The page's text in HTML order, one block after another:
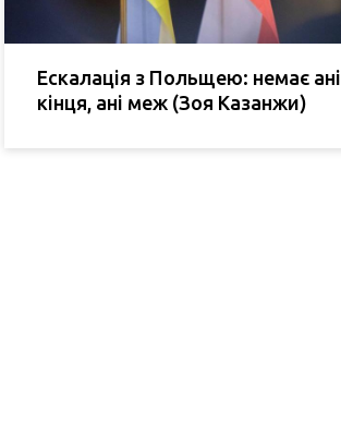
Ескалація з Польщею: немає ані
кінця, ані меж (Зоя Казанжи)